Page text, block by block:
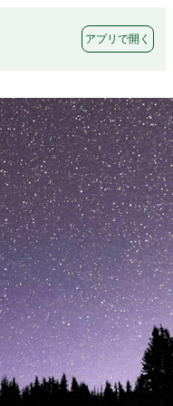
アプリで開く